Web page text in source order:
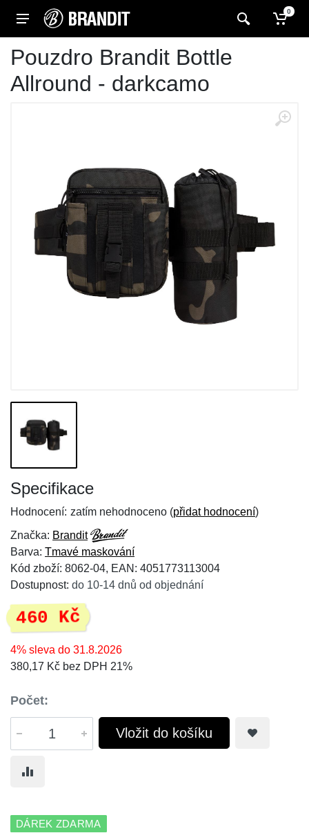
0
Pouzdro Brandit Bottle
Allround - darkcamo
Specifikace
Hodnocení: zatím nehodnoceno (přidat hodnocení)
Značka: Brandit
Barva: Tmavé maskování
Kód zboží: 8062-04, EAN: 4051773113004
Dostupnost: do 10-14 dnů od objednání
460 Kč
4% sleva do 31.8.2026
380,17 Kč bez DPH 21%
Počet:
Vložit do košíku
DÁREK ZDARMA